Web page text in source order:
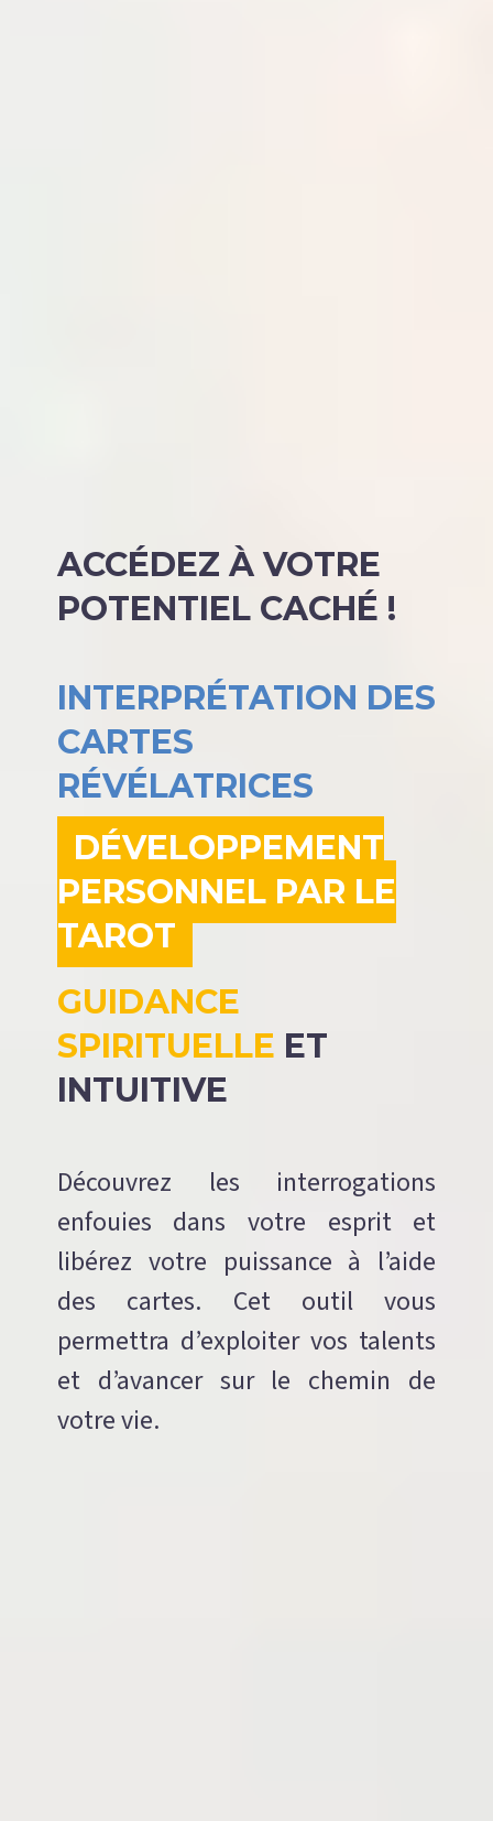
ACCÉDEZ À VOTRE
POTENTIEL CACHÉ !
INTERPRÉTATION DES
CARTES
RÉVÉLATRICES
DÉVELOPPEMENT
PERSONNEL PAR LE
TAROT
GUIDANCE
SPIRITUELLE ET
INTUITIVE
Découvrez les interrogations
enfouies dans votre esprit et
libérez votre puissance à l’aide
des cartes. Cet outil vous
permettra d’exploiter vos talents
et d’avancer sur le chemin de
votre vie.